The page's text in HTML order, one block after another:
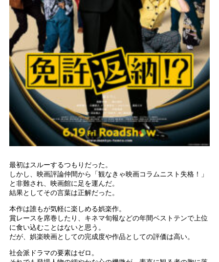
最初はスルーするつもりだった。
しかし、映画評論仲間から「観なきゃ映画コラムニスト失格！」
と非難され、映画館に足を運んだ。
結果としてその言葉は正解だった。
本作は誰もが気軽に楽しめる娯楽作。
賞レースを席巻したり、キネマ旬報などの年間ベストテンで上位
に食い込むことはないと思う。
だが、娯楽映画としての完成度や作品としての評価は高い。
社会派ドラマの要素はゼロ。